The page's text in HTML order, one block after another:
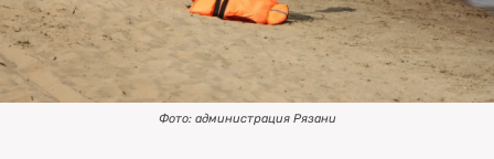
Фото: администрация Рязани